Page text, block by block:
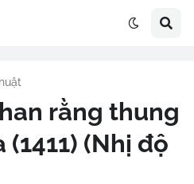
rằng thung
(Nhị độ